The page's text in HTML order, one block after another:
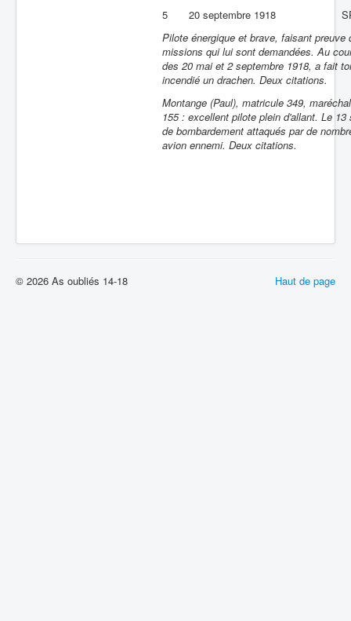
5
20 septembre 1918
Pilote énergique et brave, faisant
missions qui lui sont demandées. Au
des 20 mai et 2 septembre 1918, a fait
incendié un drachen. Deux citations.
Montange (Paul), matricule 349,
155 : excellent pilote plein d'allant. Le
de bombardement attaqués par de
avion ennemi. Deux citations.
Haut de page
© 2026 As oubliés 14-18